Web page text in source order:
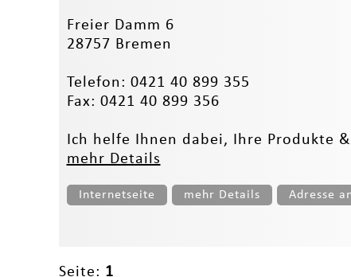
Freier Damm 6
28757 Bremen
Telefon: 0421 40 899 355
Fax: 0421 40 899 356
Ich helfe Ihnen dabei, Ihre Produkte
mehr Details
Internetseite mehr Details Adresse
Seite: 1